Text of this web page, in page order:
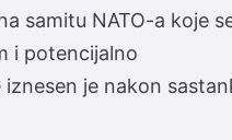
samitu NATO-a koje
i potencijalno
je nakon